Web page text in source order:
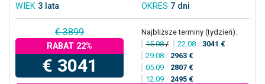
WIEK 3 lata OKRES 7 dni
€ 3899
RABAT 22%
€ 3041
Najbliższe terminy (tydzień):
15.08/ 22.08 / 3041 €
29.08 / 2963 €
05.09 / 2807 €
12.09 / 2495 €